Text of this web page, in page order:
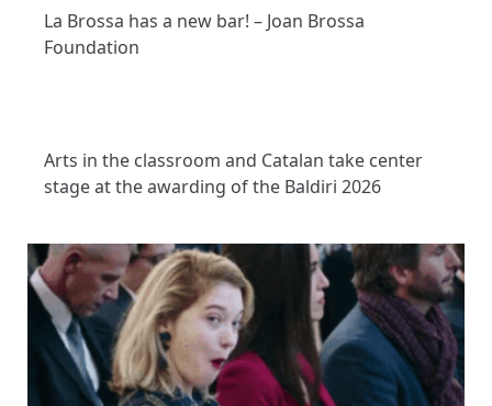
La Brossa has a new bar! – Joan Brossa
Foundation
Arts in the classroom and Catalan take center
stage at the awarding of the Baldiri 2026